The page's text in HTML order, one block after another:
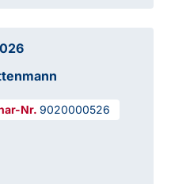
9020000526